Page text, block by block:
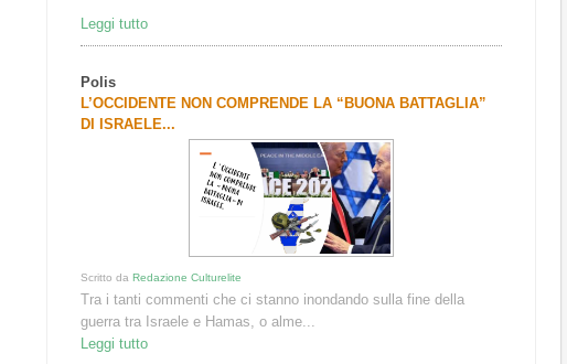
Leggi tutto
Polis
L’OCCIDENTE NON COMPRENDE LA “BUONA BATTAGLIA”
DI ISRAELE...
Scritto daRedazione Culturelite
Tra i tanti commenti che ci stanno inondando sulla fine della
guerra tra Israele e Hamas, o alme...
Leggi tutto